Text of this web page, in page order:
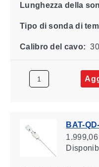
Lunghezza della
Tipo di sonda di
Calibro del cavo:
BAT-